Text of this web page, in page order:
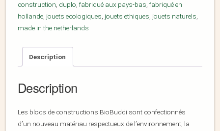
construction, duplo, fabriqué aux pays-bas, fabriqué en
hollande, jouets ecologiques, jouets ethiques, jouets naturels,
made in the netherlands
Description
Description
Les blocs de constructions BioBuddi sont confectionnés
d’un nouveau matériau respectueux de l’environnement, la